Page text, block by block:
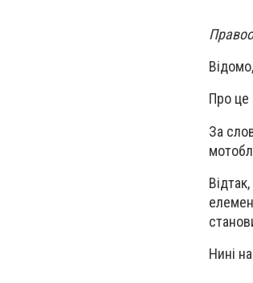
Про це
За
Нині